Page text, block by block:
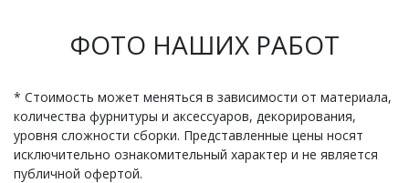
ФОТО НАШИХ РАБОТ
* Стоимость может меняться в зависимости от материала,
количества фурнитуры и аксессуаров, декорирования,
уровня сложности сборки. Представленные цены носят
исключительно ознакомительный характер и не является
публичной офертой.